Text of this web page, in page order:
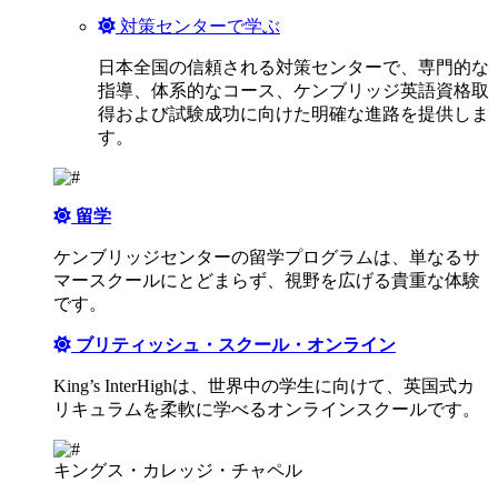
対策センターで学ぶ
日本全国の信頼される対策センターで、専門的な
指導、体系的なコース、ケンブリッジ英語資格取
得および試験成功に向けた明確な進路を提供しま
す。
留学
ケンブリッジセンターの留学プログラムは、単なるサ
マースクールにとどまらず、視野を広げる貴重な体験
です。
ブリティッシュ・スクール・オンライン
King’s InterHighは、世界中の学生に向けて、英国式カ
リキュラムを柔軟に学べるオンラインスクールです。
キングス・カレッジ・チャペル